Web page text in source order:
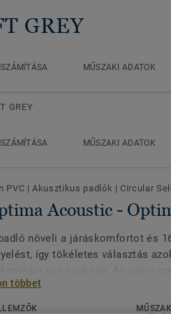
GREY
MŰSZAKI ADATOK
GREY
MŰSZAKI ADATOK
PVC |Akusztikus padlók | Circular
Acoustic -
növeli a járáskomfortot és
így tökéletes választás
iQ Optima eredeti, igazán
elérhető. Az oktatási és
többet